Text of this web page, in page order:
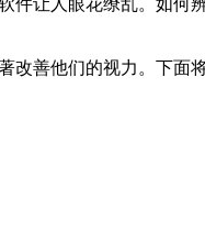
善他们的视力。下面